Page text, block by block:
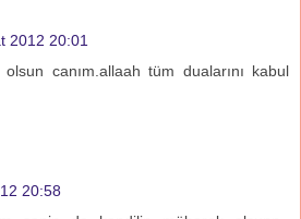
2012 20:01
canım.allaah tüm dualarını kabul
20:58